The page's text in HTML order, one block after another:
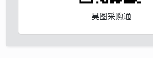
昊图采购通